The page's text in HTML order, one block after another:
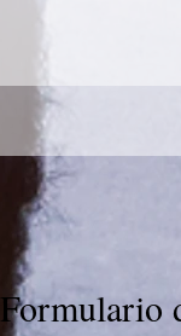
Formulario